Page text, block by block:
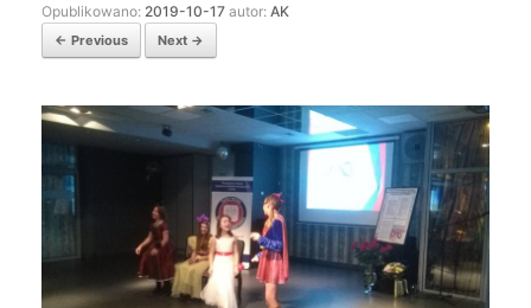
Opublikowano: 2019-10-17 autor: AK
← Previous Next →